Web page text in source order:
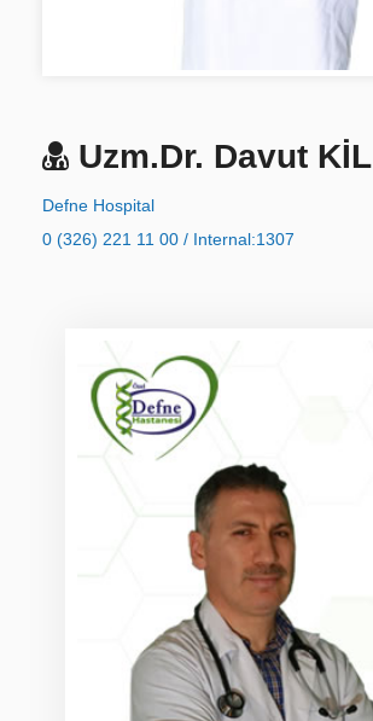
Uzm.Dr. Davut KİL
Defne Hospital
0 (326) 221 11 00 / Internal:1307